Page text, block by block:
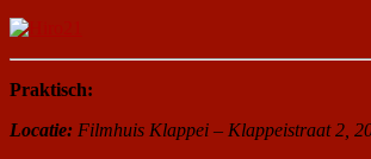
Praktisch:
Locatie: Filmhuis Klappei – Klappeistraat 2,